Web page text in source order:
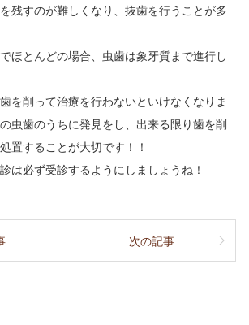
残すのが難しくなり、抜歯を行うことが多
ほとんどの場合、虫歯は象牙質まで進行し
を削って治療を行わないといけなくなりま
虫歯のうちに発見をし、出来る限り歯を削
置することが大切です！！
は必ず受診するようにしましょうね！
次の記事